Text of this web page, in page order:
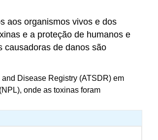
aos organismos vivos e dos
e a proteção de humanos e
causadoras de danos são
Disease Registry (ATSDR) em
onde as toxinas foram